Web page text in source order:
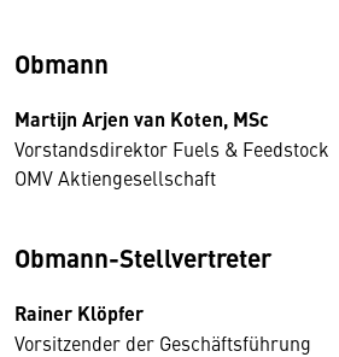
Obmann
Martijn Arjen van Koten, MSc
Vorstandsdirektor Fuels & Feedstock
OMV Aktiengesellschaft
Obmann-Stellvertreter
Rainer Klöpfer
Vorsitzender der Geschäftsführung